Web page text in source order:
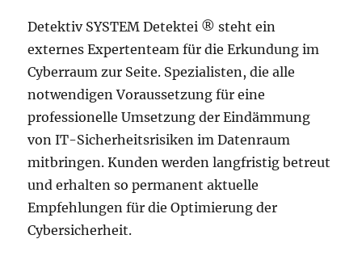
Detektiv SYSTEM Detektei ® steht ein
externes Expertenteam für die Erkundung im
Cyberraum zur Seite. Spezialisten, die alle
notwendigen Voraussetzung für eine
professionelle Umsetzung der Eindämmung
von IT-Sicherheitsrisiken im Datenraum
mitbringen. Kunden werden langfristig betreut
und erhalten so permanent aktuelle
Empfehlungen für die Optimierung der
Cybersicherheit.